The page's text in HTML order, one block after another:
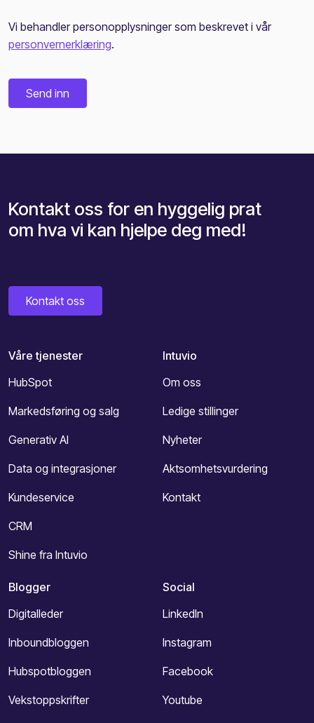
Vi behandler personopplysninger som beskrevet i vår
personvernerklæring.
Kontakt oss for en hyggelig prat
om hva vi kan hjelpe deg med!
Kontakt oss
Våre tjenester
HubSpot
Markedsføring og salg
Generativ AI
Data og integrasjoner
Kundeservice
CRM
Shine fra Intuvio
Intuvio
Om oss
Ledige stillinger
Nyheter
Aktsomhetsvurdering
Kontakt
Blogger
Digitalleder
Inboundbloggen
Hubspotbloggen
Vekstoppskrifter
Social
LinkedIn
Instagram
Facebook
Youtube